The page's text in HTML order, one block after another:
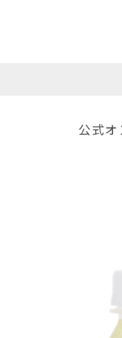
公式